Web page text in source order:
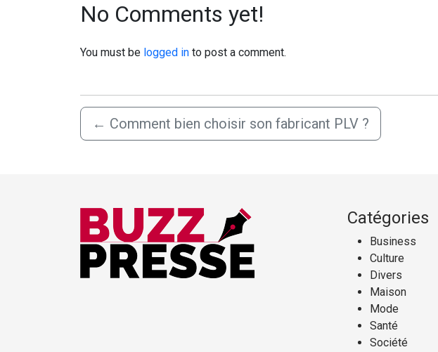
No Comments yet!
You must be logged in to post a comment.
← Comment bien choisir son fabricant PLV ?
Catégories
Business
Culture
Divers
Maison
Mode
Santé
Société